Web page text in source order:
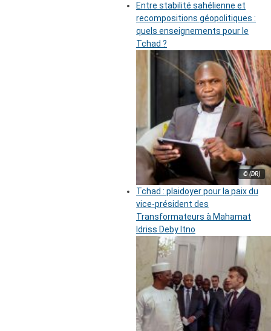
Entre stabilité sahélienne et
recompositions géopolitiques :
quels enseignements pour le
Tchad ?
© (DR)
Tchad : plaidoyer pour la paix du
vice-président des
Transformateurs à Mahamat
Idriss Deby Itno